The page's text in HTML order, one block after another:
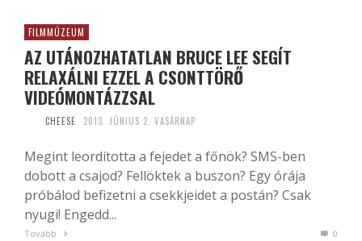
FILMMÚZEUM
AZ UTÁNOZHATATLAN BRUCE LEE SEGÍT
RELAXÁLNI EZZEL A CSONTTÖRŐ
VIDEÓMONTÁZZSAL
CHEESE 2013. JÚNIUS 2. VASÁRNAP
Megint leordította a fejedet a főnök? SMS-ben
dobott a csajod? Fellöktek a buszon? Egy órája
próbálod befizetni a csekkjeidet a postán? Csak
nyugi! Engedd...
Tovább 0